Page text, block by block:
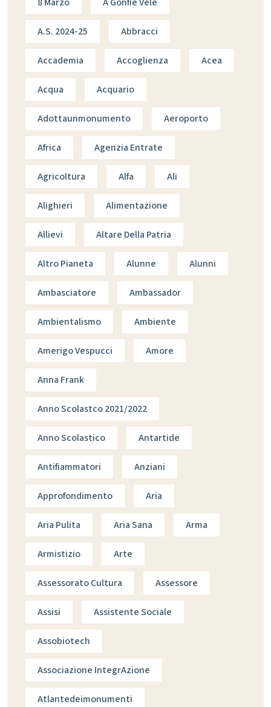
A.s. 2024-25 Abbracci
Accademia Accoglienza Acea
Acqua Acquario
Adottaunmonumento Aeroporto
Africa Agenzia Entrate
Agricoltura Alfa Ali
Alighieri Alimentazione
Allievi Altare Della Patria
Altro Pianeta Alunne Alunni
Ambasciatore Ambassador
Ambientalismo Ambiente
Amerigo Vespucci Amore
Anna Frank
Anno Scolastco 2021/2022
Anno Scolastico Antartide
Antifiammatori Anziani
Approfondimento Aria
Aria Pulita Aria Sana Arma
Armistizio Arte
Assessorato Cultura Assessore
Assisi Assistente Sociale
Assobiotech
Associazione IntegrAzione
Atlantedeimonumenti